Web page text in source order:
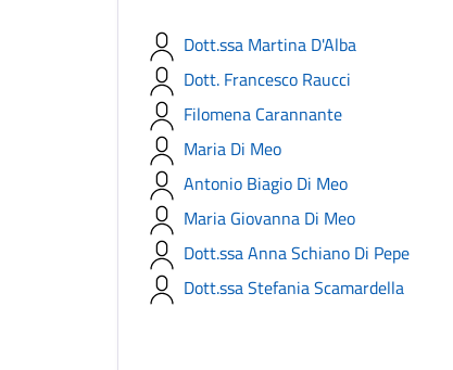
Dott.ssa Martina D'Alba
Dott. Francesco Raucci
Filomena Carannante
Maria Di Meo
Antonio Biagio Di Meo
Maria Giovanna Di Meo
Dott.ssa Anna Schiano Di Pepe
Dott.ssa Stefania Scamardella